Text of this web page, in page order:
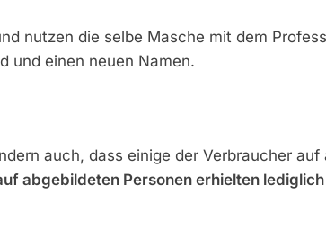
nutzen die selbe Masche mit dem
und einen neuen Namen.
auch, dass einige der Verbraucher auf
abgebildeten Personen erhielten